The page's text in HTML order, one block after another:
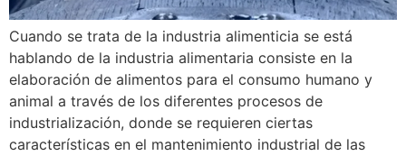
Cuando se trata de la industria alimenticia se está
hablando de la industria alimentaria consiste en la
elaboración de alimentos para el consumo humano y
animal a través de los diferentes procesos de
industrialización, donde se requieren ciertas
características en el mantenimiento industrial de las